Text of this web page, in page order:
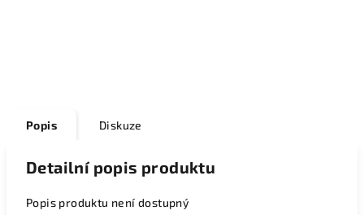
Popis Diskuze
Detailní popis produktu
Popis produktu není dostupný